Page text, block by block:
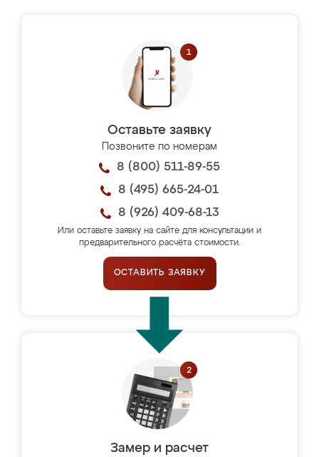
Оставьте заявку
Позвоните по номерам
8 (800) 511-89-55
8 (495) 665-24-01
8 (926) 409-68-13
Или оставьте заявку на сайте для консультации и
предварительного расчёта стоимости.
ОСТАВИТЬ ЗАЯВКУ
Замер и расчет